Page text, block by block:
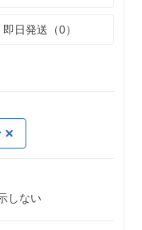
即日発送（0）
しない